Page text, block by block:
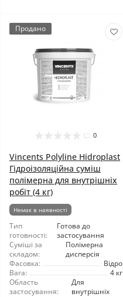
Продано
0
Vincents Polyline Hidroplast
Гідроізоляційна суміш
полімерна для внутрішніх
робіт (4 кг)
Немає в наявності
Тип
готовності:
Готова до
застосування
Суміші за
складом:
Полімерна
дисперсія
Фасовка:
Відро
Вага:
4 кг
Область
застосування:
Для
внутрішніх